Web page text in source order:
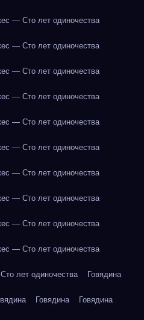
— Сто лет одиночества
— Сто лет одиночества
— Сто лет одиночества
— Сто лет одиночества
— Сто лет одиночества
— Сто лет одиночества
— Сто лет одиночества
— Сто лет одиночества
— Сто лет одиночества
— Сто лет одиночества
лет одиночества Говядина
Говядина Говядина